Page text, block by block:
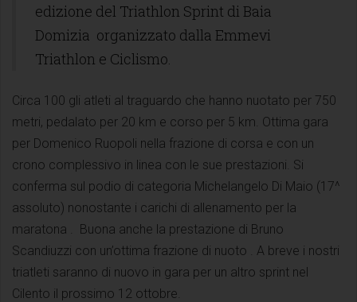
edizione del Triathlon Sprint di Baia
Domizia organizzato dalla Emmevi
Triathlon e Ciclismo.
Circa 100 gli atleti al traguardo che hanno nuotato per 750
metri, pedalato per 20 km e corso per 5 km. Ottima gara
per Domenico Ruopoli nella frazione di corsa e con un
crono complessivo in linea con le sue prestazioni. Si
conferma sul podio di categoria Michelangelo Di Maio (17^
assoluto) nonostante i carichi di allenamento per la
maratona . Buona anche la prestazione di Bruno
Scandiuzzi con un’ottima frazione di nuoto . A breve i nostri
triatleti saranno di nuovo in gara per un altro sprint nel
Cilento il prossimo 12 ottobre.